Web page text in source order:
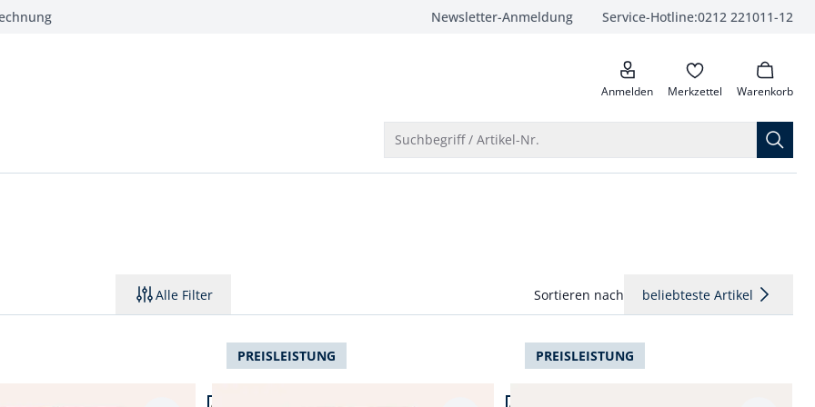
Newsletter-Anmeldung Service-Hotline:0212 221011-12
anrufen
Anmelden Merkzettel Warenkorb
Suchbegriff / Artikel-Nr.
Alle Filter Sortieren nach beliebteste Artikel
Artikel 3 von 24.
PREISLEISTUNG
Artikel 4 von 24.
PREISLEISTUNG